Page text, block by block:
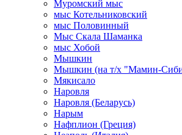
Муромский мыс
мыс Котельниковский
мыс Половинный
Мыс Скала Шаманка
мыс Хобой
Мышкин
Мышкин (на т/х "Мамин-
Мякисало
Наровля
Наровля (Беларусь)
Нарым
Нафплион (Греция)